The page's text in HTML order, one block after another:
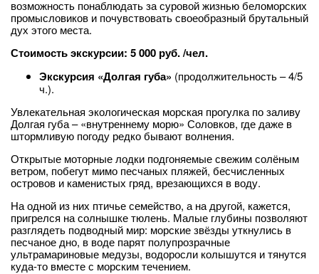
возможность понаблюдать за суровой жизнью беломорских
промысловиков и почувствовать своеобразный брутальный
дух этого места.
Стоимость экскурсии: 5 000 руб. /чел.
Экскурсия «Долгая губа» (продолжительность – 4/5
ч.).
Увлекательная экологическая морская прогулка по заливу
Долгая губа – «внутреннему морю» Соловков, где даже в
штормливую погоду редко бывают волнения.
Открытые моторные лодки подгоняемые свежим солёным
ветром, побегут мимо песчаных пляжей, бесчисленных
островов и каменистых гряд, врезающихся в воду.
На одной из них птичье семейство, а на другой, кажется,
пригрелся на солнышке тюлень. Малые глубины позволяют
разглядеть подводный мир: морские звёзды уткнулись в
песчаное дно, в воде парят полупрозрачные
ультрамариновые медузы, водоросли колышутся и тянутся
куда-то вместе с морским течением.